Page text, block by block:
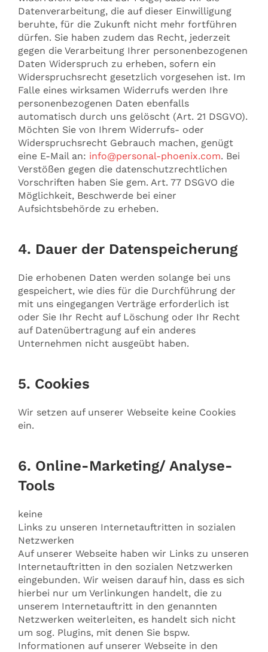
Datenverarbeitung, die auf dieser Einwilligung
beruhte, für die Zukunft nicht mehr fortführen
dürfen. Sie haben zudem das Recht, jederzeit
gegen die Verarbeitung Ihrer personenbezogenen
Daten Widerspruch zu erheben, sofern ein
Widerspruchsrecht gesetzlich vorgesehen ist. Im
Falle eines wirksamen Widerrufs werden Ihre
personenbezogenen Daten ebenfalls
automatisch durch uns gelöscht (Art. 21 DSGVO).
Möchten Sie von Ihrem Widerrufs- oder
Widerspruchsrecht Gebrauch machen, genügt
eine E-Mail an: info@personal-phoenix.com. Bei
Verstößen gegen die datenschutzrechtlichen
Vorschriften haben Sie gem. Art. 77 DSGVO die
Möglichkeit, Beschwerde bei einer
Aufsichtsbehörde zu erheben.
4. Dauer der Datenspeicherung
Die erhobenen Daten werden solange bei uns
gespeichert, wie dies für die Durchführung der
mit uns eingegangen Verträge erforderlich ist
oder Sie Ihr Recht auf Löschung oder Ihr Recht
auf Datenübertragung auf ein anderes
Unternehmen nicht ausgeübt haben.
5. Cookies
Wir setzen auf unserer Webseite keine Cookies
ein.
6. Online-Marketing/ Analyse-
Tools
keine
Links zu unseren Internetauftritten in sozialen
Netzwerken
Auf unserer Webseite haben wir Links zu unseren
Internetauftritten in den sozialen Netzwerken
eingebunden. Wir weisen darauf hin, dass es sich
hierbei nur um Verlinkungen handelt, die zu
unserem Internetauftritt in den genannten
Netzwerken weiterleiten, es handelt sich nicht
um sog. Plugins, mit denen Sie bspw.
Informationen auf unserer Webseite in den